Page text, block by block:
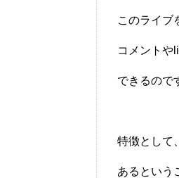
このライブ
コメントや
できるので
特徴として
あるという